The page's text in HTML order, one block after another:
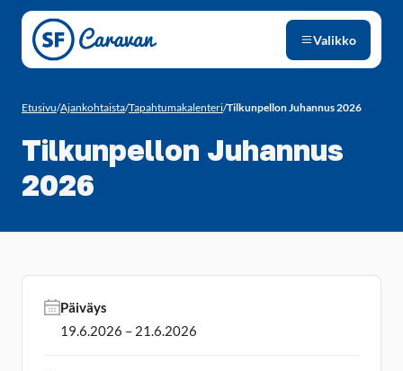
Siirry sivun sisältöön
Valikko
Etusivu/Ajankohtaista/Tapahtumakalenteri/Tilkunpellon Juhannus 2026
Tilkunpellon Juhannus
2026
Päiväys
19.6.2026 – 21.6.2026